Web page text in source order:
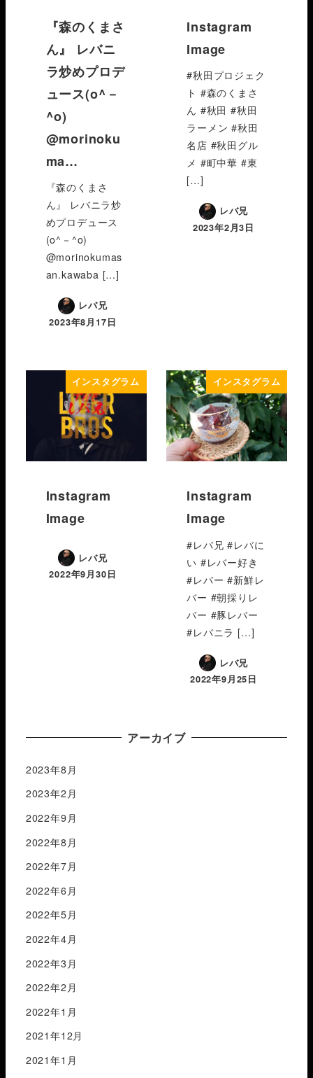
『森のくまさ
ん』 レバニ
ラ炒めプロデ
ュース(o^－
^o)
@morinoku
ma…
『森のくまさ
ん』 レバニラ炒
めプロデュース
(o^－^o)
@morinokumas
an.kawaba […]
レバ兄
2023年8月17日
Instagram
Image
#秋田プロジェク
ト #森のくまさ
ん #秋田 #秋田
ラーメン #秋田
名店 #秋田グル
メ #町中華 #東
[…]
レバ兄
2023年2月3日
インスタグラム
Instagram
Image
レバ兄
2022年9月30日
インスタグラム
Instagram
Image
#レバ兄 #レバに
い #レバー好き
#レバー #新鮮レ
バー #朝採りレ
バー #豚レバー
#レバニラ […]
レバ兄
2022年9月25日
アーカイブ
2023年8月
2023年2月
2022年9月
2022年8月
2022年7月
2022年6月
2022年5月
2022年4月
2022年3月
2022年2月
2022年1月
2021年12月
2021年1月